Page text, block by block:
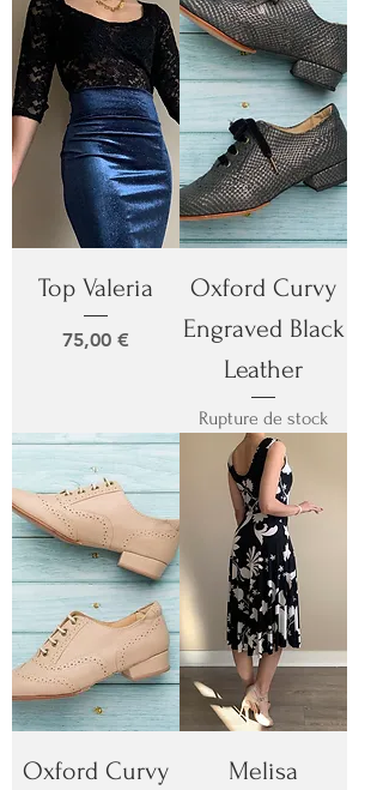
Top Valeria
Prix
75,00 €
Oxford Curvy
Engraved Black
Leather
Rupture de stock
Oxford Curvy
Melisa